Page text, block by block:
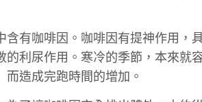
有咖啡因。咖啡因有提神作用，
利尿作用。寒冷的季節，本來就
造成完跑時間的增加。